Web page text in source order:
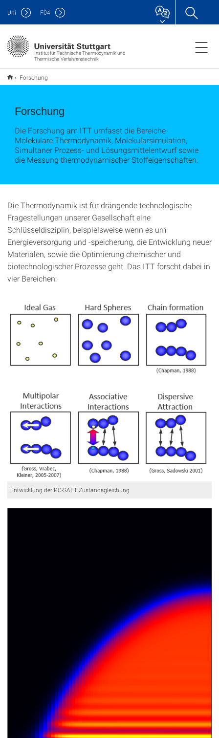
Institut für Technische Thermodynamik und
Thermische Verfahrenstechnik
Uni F04
Forschung
Forschung
Die Forschung am ITT umfasst die Bereiche
Molekulare Thermodynamik, Molekularsimulation,
Simultaner Prozess- und Lösungsmittelentwurf sowie
die Messung thermodynamischer Stoffeigenschaften.
Die Thermodynamik ist für drängende technologische
Fragestellungen unserer Gesellschaft eine
Schlüsseldisziplin, beispielsweise wenn es um
Energieversorgung und -speicherung, die Entwicklung neuer
Materialen, sowie die Optimierung chemischer und
biotechnologischer Prozesse geht. Das ITT forscht dabei in
vier Bereichen:
Entwicklung der PC-SAFT Zustandsgleichung